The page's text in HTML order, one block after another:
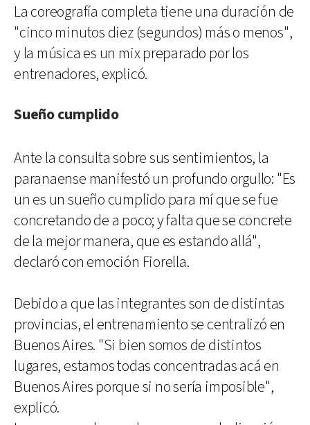
La coreografía completa tiene una duración de
"cinco minutos diez (segundos) más o menos",
y la música es un mix preparado por los
entrenadores, explicó.
Sueño cumplido
Ante la consulta sobre sus sentimientos, la
paranaense manifestó un profundo orgullo: "Es
un es un sueño cumplido para mí que se fue
concretando de a poco; y falta que se concrete
de la mejor manera, que es estando allá",
declaró con emoción Fiorella.
Debido a que las integrantes son de distintas
provincias, el entrenamiento se centralizó en
Buenos Aires. "Si bien somos de distintos
lugares, estamos todas concentradas acá en
Buenos Aires porque si no sería imposible",
explicó.